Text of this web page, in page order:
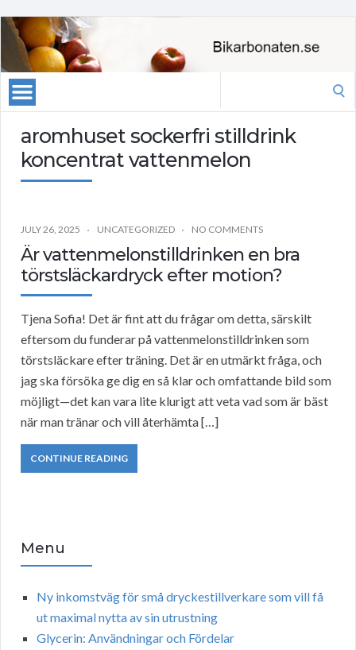
aromhuset sockerfri stilldrink
koncentrat vattenmelon
JULY 26, 2025 UNCATEGORIZED NO COMMENTS
Är vattenmelonstilldrinken en bra
törstsläckardryck efter motion?
Tjena Sofia! Det är fint att du frågar om detta, särskilt
eftersom du funderar på vattenmelonstilldrinken som
törstsläckare efter träning. Det är en utmärkt fråga, och
jag ska försöka ge dig en så klar och omfattande bild som
möjligt—det kan vara lite klurigt att veta vad som är bäst
när man tränar och vill återhämta […]
CONTINUE READING
Menu
Ny inkomstväg för små dryckestillverkare som vill få
ut maximal nytta av sin utrustning
Glycerin: Användningar och Fördelar